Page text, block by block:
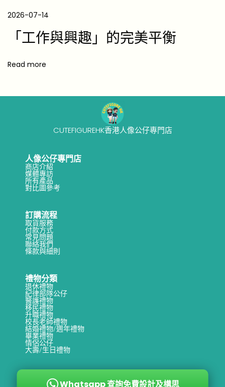
Whatsapp 查詢免費設計及構思
】
.
2026-07-14
「工作與興趣」的完美平衡
Read more
CUTEFIGUREHK香港人像公仔專門店
人像公仔專門店
商店介紹
媒體專訪
所有產品
對比圖參考
訂購流程
取貨服務
付款方式
常見問題
聯絡我們
條款與細則
禮物分類
退休禮物
紀律部隊公仔
醫護禮物
移民禮物
升職禮物
校長老師禮物
結婚禮物/週年禮物
畢業禮物
情侶公仔
大壽/生日禮物